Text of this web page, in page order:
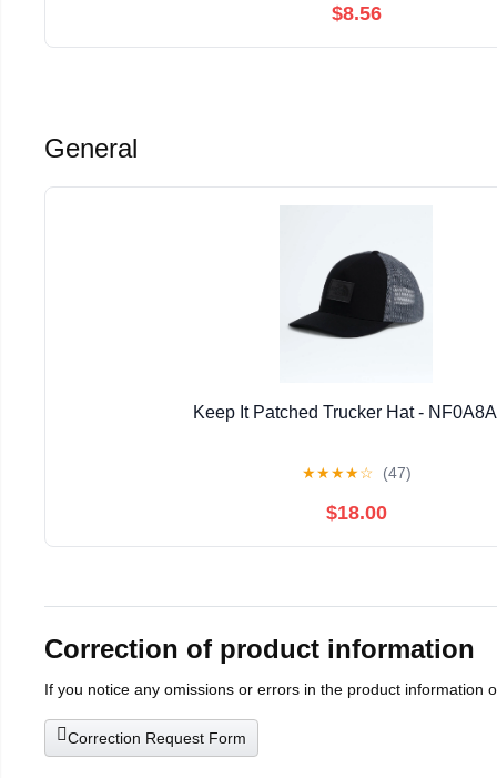
$8.56
General
Keep It Patched Trucker Hat -
★★★★☆ (47)
$18.00
Correction of product information
If you notice any omissions or errors in the product information
Correction Request Form